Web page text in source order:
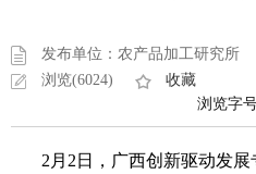
发布单位：农产品加工研究所
浏览(6024)
收藏
浏览字
2月2日，广西创新驱动发展